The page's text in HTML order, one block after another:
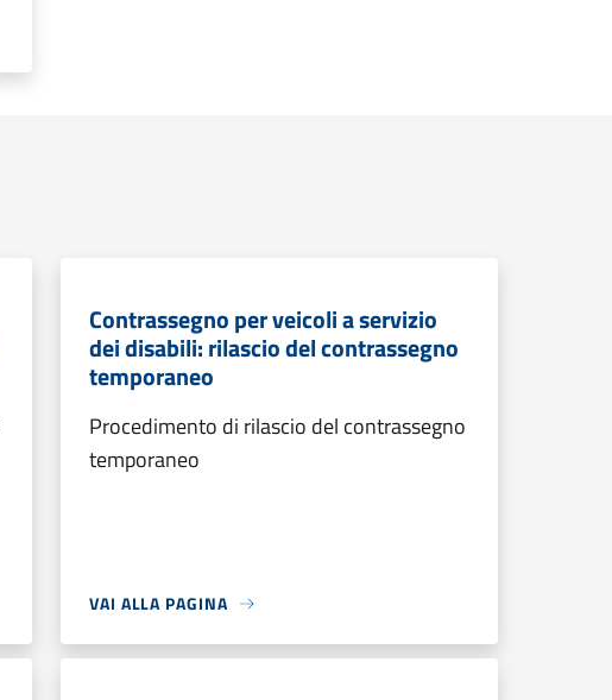
Contrassegno per veicoli a servizio
dei disabili: rilascio del contrassegno
temporaneo
Procedimento di rilascio del contrassegno
temporaneo
VAI ALLA PAGINA